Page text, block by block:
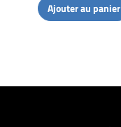
Ajouter au panier